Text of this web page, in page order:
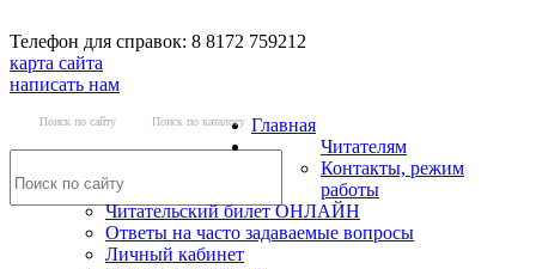
Телефон для справок: 8 8172 759212
карта сайта
написать нам
Поиск по сайту Поиск по каталогу Главная
Читателям
Контакты, режим
работы
Читательский билет ОНЛАЙН
Ответы на часто задаваемые вопросы
Личный кабинет